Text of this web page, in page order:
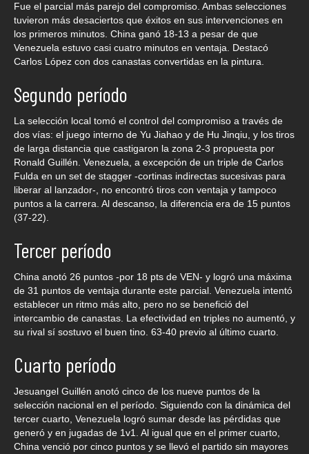
Fue el parcial más parejo del compromiso. Ambas selecciones
tuvieron más desaciertos que éxitos en sus intervenciones en
los primeros minutos. China ganó 18-13 a pesar de que
Venezuela estuvo casi cuatro minutos en ventaja. Destacó
Carlos López con dos canastas convertidas en la pintura.
Segundo período
La selección local tomó el control del compromiso a través de
dos vías: el juego interno de Yu Jiahao y de Hu Jinqiu, y los tiros
de larga distancia que castigaron la zona 2-3 propuesta por
Ronald Guillén. Venezuela, a excepción de un triple de Carlos
Fulda en un set de stagger -cortinas indirectas sucesivas para
liberar al lanzador-, no encontró tiros con ventaja y tampoco
puntos a la carrera. Al descanso, la diferencia era de 15 puntos
(37-22).
Tercer período
China anotó 26 puntos -por 18 pts de VEN- y logró una máxima
de 31 puntos de ventaja durante este parcial. Venezuela intentó
establecer un ritmo más alto, pero no se benefició del
intercambio de canastas. La efectividad en triples no aumentó, y
su rival sí sostuvo el buen tino. 63-40 previo al último cuarto.
Cuarto período
Jesuangel Guillén anotó cinco de los nueve puntos de la
selección nacional en el período. Siguiendo con la dinámica del
tercer cuarto, Venezuela logró sumar desde las pérdidas que
generó y en jugadas de 1v1. Al igual que en el primer cuarto,
China venció por cinco puntos y se llevó el partido sin mayores